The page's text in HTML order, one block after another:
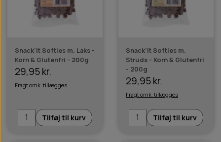
Snack'it Softies m. Laks -
Korn & Glutenfri - 200g
29,95 kr.
Fragt omk. tillægges
Tilføj til kurv
Snack'it Softies m.
Struds - Korn & Glutenfri
- 200g
29,95 kr.
Fragt omk. tillægges
Tilføj til kurv